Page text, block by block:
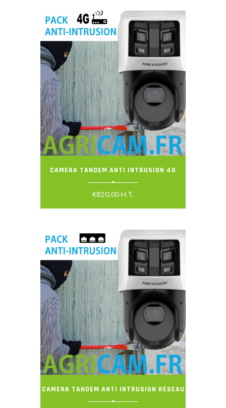
CAMERA TANDEM ANTI INTRUSION 4G
€820.00 H.T.
CAMERA TANDEM ANTI INTRUSION RÉSEAU